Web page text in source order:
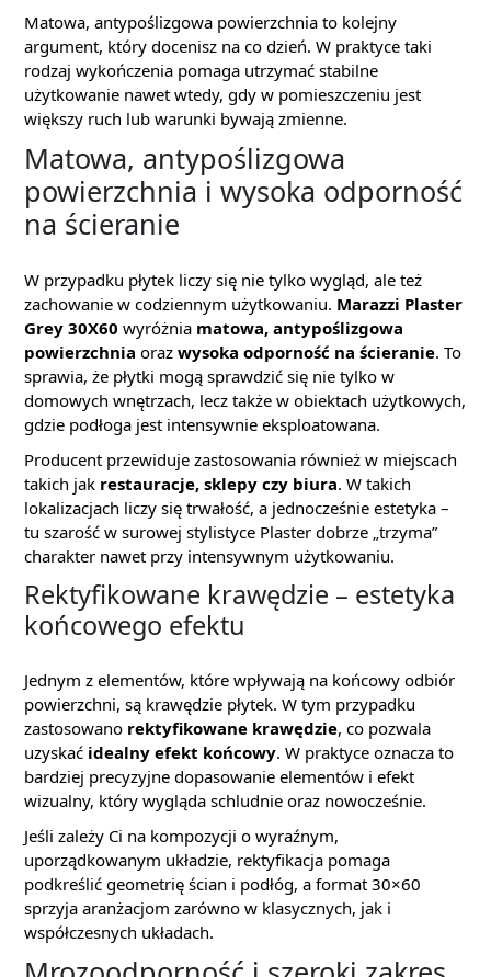
Matowa, antypoślizgowa powierzchnia to kolejny
argument, który docenisz na co dzień. W praktyce taki
rodzaj wykończenia pomaga utrzymać stabilne
użytkowanie nawet wtedy, gdy w pomieszczeniu jest
większy ruch lub warunki bywają zmienne.
Matowa, antypoślizgowa
powierzchnia i wysoka odporność
na ścieranie
W przypadku płytek liczy się nie tylko wygląd, ale też
zachowanie w codziennym użytkowaniu. Marazzi Plaster
Grey 30X60 wyróżnia matowa, antypoślizgowa
powierzchnia oraz wysoka odporność na ścieranie. To
sprawia, że płytki mogą sprawdzić się nie tylko w
domowych wnętrzach, lecz także w obiektach użytkowych,
gdzie podłoga jest intensywnie eksploatowana.
Producent przewiduje zastosowania również w miejscach
takich jak restauracje, sklepy czy biura. W takich
lokalizacjach liczy się trwałość, a jednocześnie estetyka –
tu szarość w surowej stylistyce Plaster dobrze „trzyma”
charakter nawet przy intensywnym użytkowaniu.
Rektyfikowane krawędzie – estetyka
końcowego efektu
Jednym z elementów, które wpływają na końcowy odbiór
powierzchni, są krawędzie płytek. W tym przypadku
zastosowano rektyfikowane krawędzie, co pozwala
uzyskać idealny efekt końcowy. W praktyce oznacza to
bardziej precyzyjne dopasowanie elementów i efekt
wizualny, który wygląda schludnie oraz nowocześnie.
Jeśli zależy Ci na kompozycji o wyraźnym,
uporządkowanym układzie, rektyfikacja pomaga
podkreślić geometrię ścian i podłóg, a format 30×60
sprzyja aranżacjom zarówno w klasycznych, jak i
współczesnych układach.